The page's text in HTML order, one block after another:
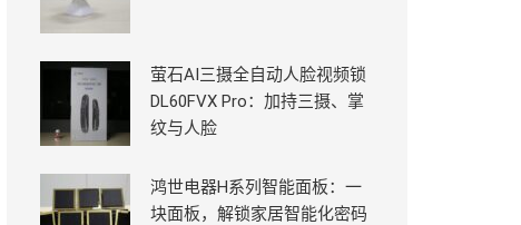
萤石AI三摄全自动人脸视频锁
DL60FVX Pro：加持三摄、掌
纹与人脸
鸿世电器H系列智能面板：一
块面板，解锁家居智能化密码